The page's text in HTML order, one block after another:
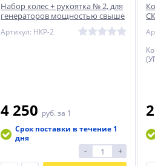
Набор колес + рукоятка № 2, для
генераторов мощностью свыше
Артикул: НКР-2
4 250 руб. за 1
Срок поставки в течение 1
дня
- +